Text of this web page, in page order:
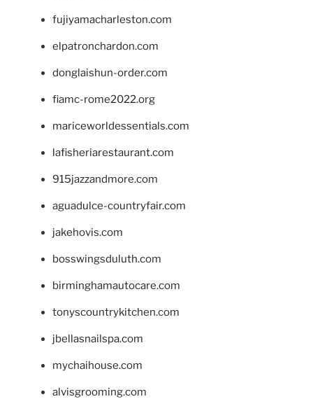
fujiyamacharleston.com
elpatronchardon.com
donglaishun-order.com
fiamc-rome2022.org
mariceworldessentials.com
lafisheriarestaurant.com
915jazzandmore.com
aguadulce-countryfair.com
jakehovis.com
bosswingsduluth.com
birminghamautocare.com
tonyscountrykitchen.com
jbellasnailspa.com
mychaihouse.com
alvisgrooming.com